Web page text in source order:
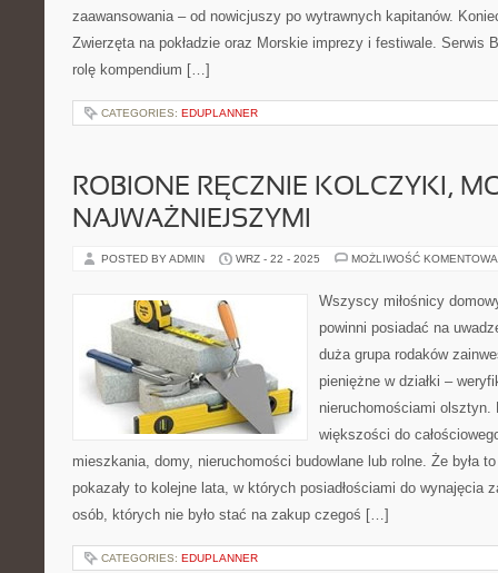
zaawansowania – od nowicjuszy po wytrawnych kapitanów.
Zwierzęta na pokładzie oraz Morskie imprezy i festiwale. Serwis
rolę kompendium […]
CATEGORIES: EDUPLANNER
ROBIONE RĘCZNIE KOLCZYKI,
NAJWAŻNIEJSZYMI
POSTED BY ADMIN WRZ - 22 - 2025 MOŻLIWOŚĆ
Wszyscy miłośnicy
powinni posiadać na
duża grupa rodaków
pieniężne w działki –
nieruchomościami olsztyn.
większości do
mieszkania, domy, nieruchomości budowlane lub rolne. Że była
pokazały to kolejne lata, w których posiadłościami do wynajęcia
osób, których nie było stać na zakup czegoś […]
CATEGORIES: EDUPLANNER